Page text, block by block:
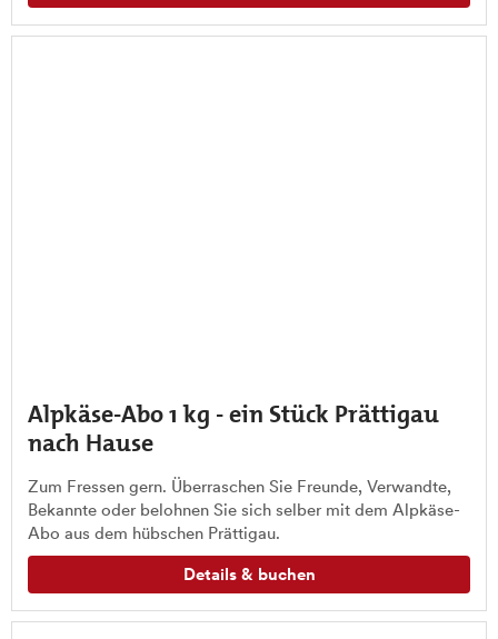
Alpkäse-Abo 1 kg - ein Stück Prättigau
nach Hause
Zum Fressen gern. Überraschen Sie Freunde, Verwandte,
Bekannte oder belohnen Sie sich selber mit dem Alpkäse-
Abo aus dem hübschen Prättigau.
Details & buchen